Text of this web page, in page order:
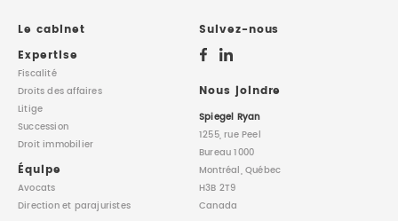
Le cabinet
Expertise
Fiscalité
Droits des affaires
Litige
Succession
Droit immobilier
Équipe
Avocats
Directionet parajuristes
Suivez-nous
Nous joindre
Spiegel Ryan
1255, rue Peel
Bureau 1000
Montréal, Québec
H3B 2T9
Canada